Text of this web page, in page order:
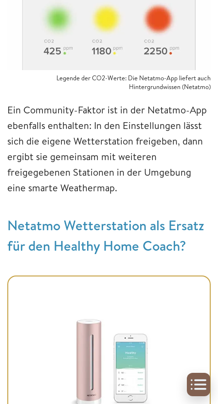
Legende der CO2-Werte: Die Netatmo-App liefert auch
Hintergrundwissen (Netatmo)
Ein Community-Faktor ist in der Netatmo-App
ebenfalls enthalten: In den Einstellungen lässt
sich die eigene Wetterstation freigeben, dann
ergibt sie gemeinsam mit weiteren
freigegebenen Stationen in der Umgebung
eine smarte Weathermap.
Netatmo Wetterstation als Ersatz
für den Healthy Home Coach?